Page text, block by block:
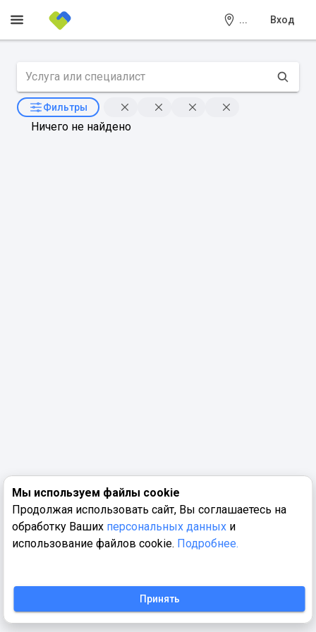
... Вход
Фильтры
Ничего не найдено
Мы используем файлы cookie
Продолжая использовать сайт, Вы соглашаетесь на
обработку Ваших персональных данных и
использование файлов cookie. Подробнее.
Принять